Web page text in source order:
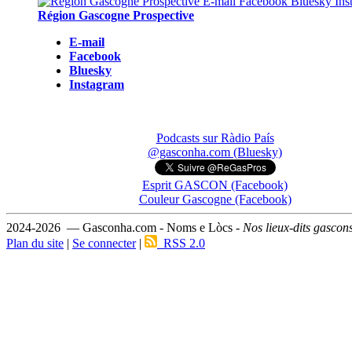
Région Gascogne Prospective
E-mail
Facebook
Bluesky
Instagram
Podcasts sur Ràdio País
@gasconha.com (Bluesky)
Esprit GASCON (Facebook)
Couleur Gascogne (Facebook)
2024-2026 — Gasconha.com - Noms e Lòcs - Nos lieux-dits
Plan du site | Se connecter| RSS 2.0